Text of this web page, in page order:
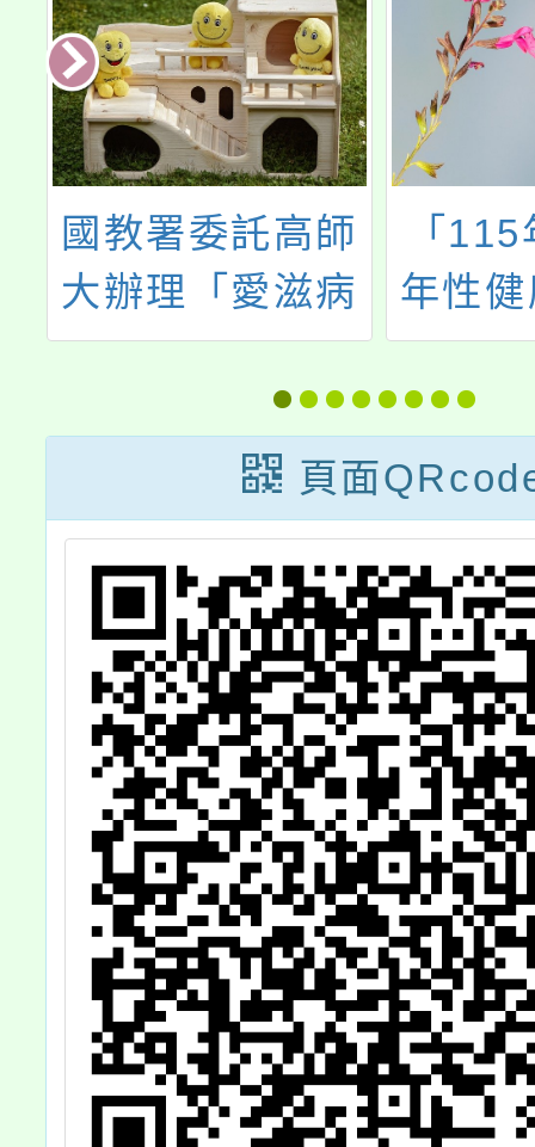
國教署委託高師
大辦理「愛滋病
防治宣導研習活
「
年性
能及
廣應
程」
「
頁面